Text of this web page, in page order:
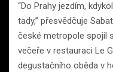
“Do Prahy jezdím,
tady,” přesvědčuje
české metropole spojil
večeře v restauraci Le
degustačního oběda v